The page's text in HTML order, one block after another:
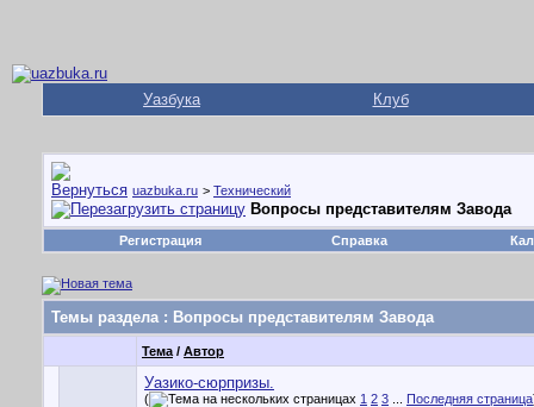
Уазбука Клуб
uazbuka.ru > Технический
Вопросы представителям Завода
Регистрация Справка
Темы раздела: Вопросы представителям Завода
Тема / Автор
Уазико-сюрпризы.
( 1 2 3 Последняя страница